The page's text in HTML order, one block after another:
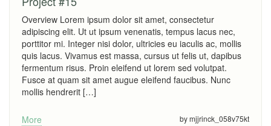
Overview Lorem ipsum dolor sit amet, consectetur
adipiscing elit. Ut ut ipsum venenatis, tempus lacus nec,
porttitor mi. Integer nisi dolor, ultricies eu iaculis ac, mollis
quis lacus. Vivamus est massa, cursus ut felis ut, dapibus
fermentum risus. Proin eleifend ut lorem sed volutpat.
Fusce at quam sit amet augue eleifend faucibus. Nunc
mollis hendrerit […]
More by mjjrinck_058v75kt